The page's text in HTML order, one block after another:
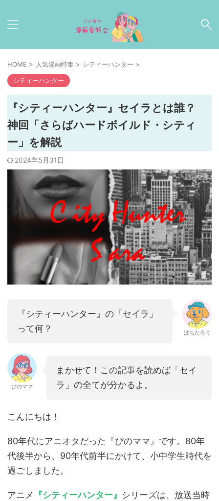
HOME > 人気漫画特集 > シティーハンター >
シティーハンター
『シティーハンター』セイラとは誰？
神回「さらばハードボイルド・シティ
ー」を解説
2024年5月31日
『シティーハンター』の「セイラ」
って何？
ぽちたろう
ぴのママ
まかせて！この記事を読めば「セイ
ラ」の全てが分かるよ。
こんにちは！
80年代にアニオタだった『ぴのママ』です。80年
代後半から、90年代前半にかけて、小中学生時代を
過ごしました。
アニメ 『シティーハンター』 シリーズは、放送当時